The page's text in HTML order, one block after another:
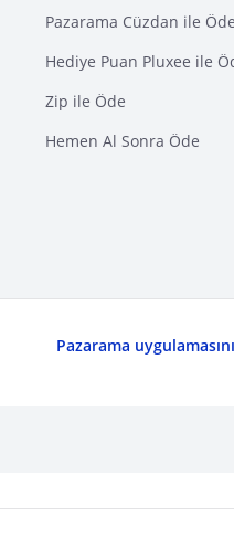
Pazarama Cüzdan ile Öde
Hediye Puan Pluxee ile
Zip ile Öde
Hemen Al Sonra Öde
Pazarama